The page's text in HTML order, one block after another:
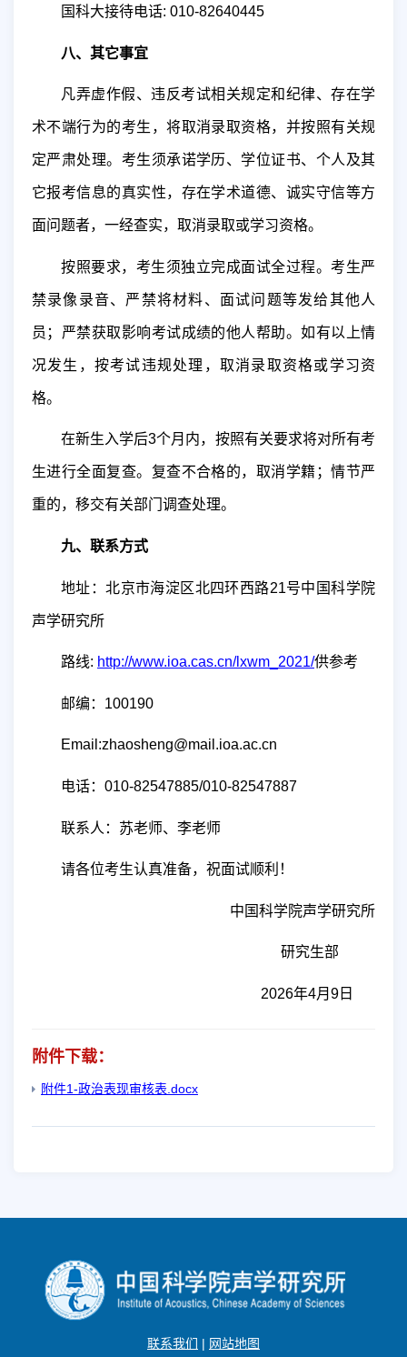
国科大接待电话: 010-82640445
八、其它事宜
凡弄虚作假、违反考试相关规定和纪律、存在学
术不端行为的考生，将取消录取资格，并按照有关规
定严肃处理。考生须承诺学历、学位证书、个人及其
它报考信息的真实性，存在学术道德、诚实守信等方
面问题者，一经查实，取消录取或学习资格。
按照要求，考生须独立完成面试全过程。考生严
禁录像录音、严禁将材料、面试问题等发给其他人
员；严禁获取影响考试成绩的他人帮助。如有以上情
况发生，按考试违规处理，取消录取资格或学习资
格。
在新生入学后3个月内，按照有关要求将对所有考
生进行全面复查。复查不合格的，取消学籍；情节严
重的，移交有关部门调查处理。
九、联系方式
地址：北京市海淀区北四环西路21号中国科学院
声学研究所
路线: http://www.ioa.cas.cn/lxwm_2021/供参考
邮编： 100190
Email:zhaosheng@mail.ioa.ac.cn
电话： 010-82547885/010-82547887
联系人：苏老师、李老师
请各位考生认真准备，祝面试顺利！
中国科学院声学研究所
研究生部
2026年4月 9 日
附件下载：
附件1-政治表现审核表.docx
联系我们 | 网站地图